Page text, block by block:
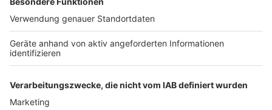
Archiv
Teilnahme­bedingungen
Geschäfts­bedingungen
ANTENNE BAYERN GROUP